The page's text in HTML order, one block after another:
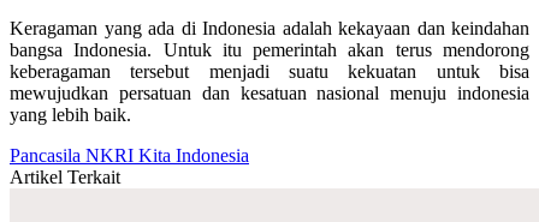
Keragaman yang ada di Indonesia adalah kekayaan dan keindahan
bangsa Indonesia. Untuk itu pemerintah akan terus mendorong
keberagaman tersebut menjadi suatu kekuatan untuk bisa
mewujudkan persatuan dan kesatuan nasional menuju indonesia
yang lebih baik.
Pancasila NKRI Kita Indonesia
Artikel Terkait